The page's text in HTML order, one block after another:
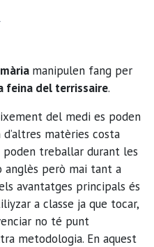
manipulen fang per
feina del terrissaire.
del medi es poden
matèries costa
poden treballar durant les
anglès però mai tant a
avantatges principals és
a classe ja que tocar,
no té punt
metodologia. En aquest